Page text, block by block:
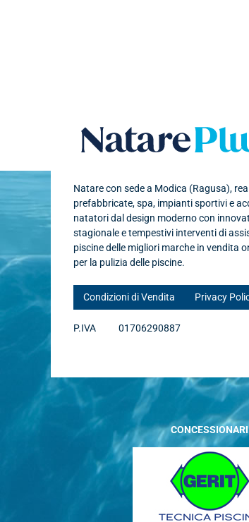
Natare con sede a Modica (Ragusa),
prefabbricate, spa, impianti sportivi e
natatori dal design moderno con
stagionale e tempestivi interventi di
piscine delle migliori marche in vendita
per la pulizia delle piscine.
Condizioni di Vendita Privacy
P.IVA 01706290887
CONCESSIONARI